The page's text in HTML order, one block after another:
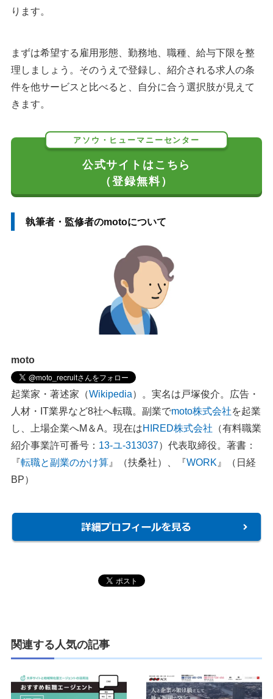
ります。
まずは希望する雇用形態、勤務地、職種、給与下限を整
理しましょう。そのうえで登録し、紹介される求人の条
件を他サービスと比べると、自分に合う選択肢が見えて
きます。
アソウ・ヒューマニーセンター
公式サイトはこちら
（登録無料）
執筆者・監修者のmotoについて
moto
起業家・著述家（Wikipedia）。実名は戸塚俊介。広告・
人材・IT業界など8社へ転職。副業でmoto株式会社を起業
し、上場企業へM＆A。現在はHIRED株式会社 （有料職業
紹介事業許可番号： 13-ユ-313037）代表取締役。著書：
『転職と副業のかけ算 』（扶桑社）、『WORK 』（日経
BP）
関連する人気の記事